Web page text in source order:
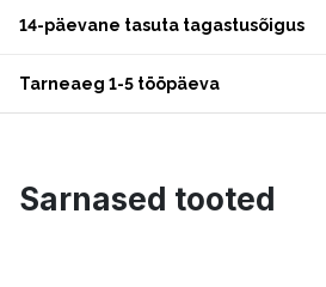
14-päevane tasuta tagastusõigus
Tarneaeg 1-5 tööpäeva
Sarnased tooted